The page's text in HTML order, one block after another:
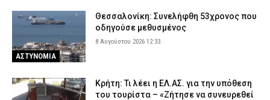
ΑΣΤΥΝΟΜΙΑ
Θεσσαλονίκη: Συνελήφθη 53χρονος που
οδηγούσε μεθυσμένος
8 Αυγούστου 2026 12:33
Κρήτη: Τι λέει η ΕΛ.ΑΣ. για την υπόθεση
του τουρίστα – «Ζήτησε να συνευρεθεί